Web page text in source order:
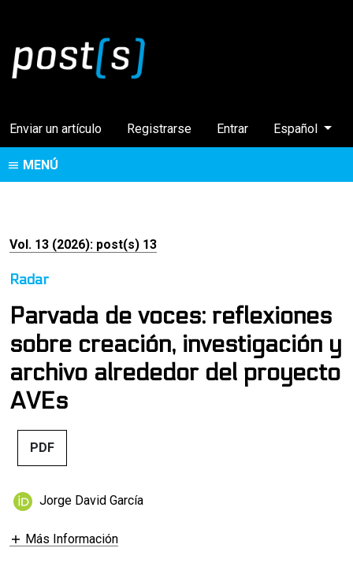
Enviar un artículo Registrarse Entrar Cambiar el
Español
MENÚ
Vol. 13 (2026): post(s) 13
Radar
Parvada de voces: reflexiones
sobre creación, investigación y
archivo alrededor del proyecto
AVEs
PDF
Jorge David García
Más Información